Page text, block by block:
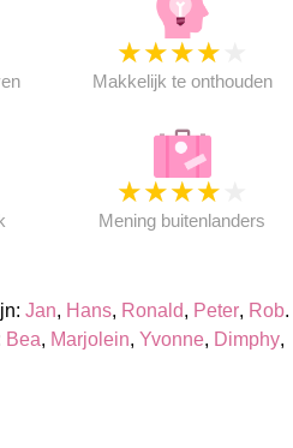
★★★★
Makkelijk te onthouden
★★★★
Mening buitenlanders
Jan, Hans, Ronald, Peter, Rob.
Bea, Marjolein, Yvonne, Dimphy,